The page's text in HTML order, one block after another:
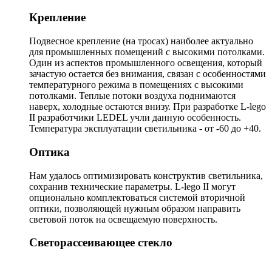
Крепление
Подвесное крепление (на тросах) наиболее актуально
для промышленных помещений с высокими потолками.
Один из аспектов промышленного освещения, который
зачастую остается без внимания, связан с особенностями
температурного режима в помещениях с высокими
потолками. Теплые потоки воздуха поднимаются
наверх, холодные остаются внизу. При разработке L-lego
II разработчики LEDEL учли данную особенность.
Температура эксплуатации светильника - от -60 до +40.
Оптика
Нам удалось оптимизировать конструктив светильника,
сохранив технические параметры. L-lego II могут
опционально комплектоваться системой вторичной
оптики, позволяющей нужным образом направить
световой поток на освещаемую поверхность.
Светорассеивающее стекло